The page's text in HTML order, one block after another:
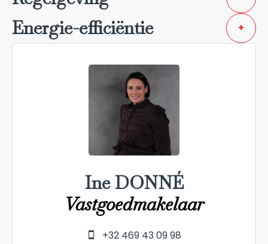
Energie-efficiëntie +
Ine DONNÉ
Vastgoedmakelaar
+32 469 43 09 98